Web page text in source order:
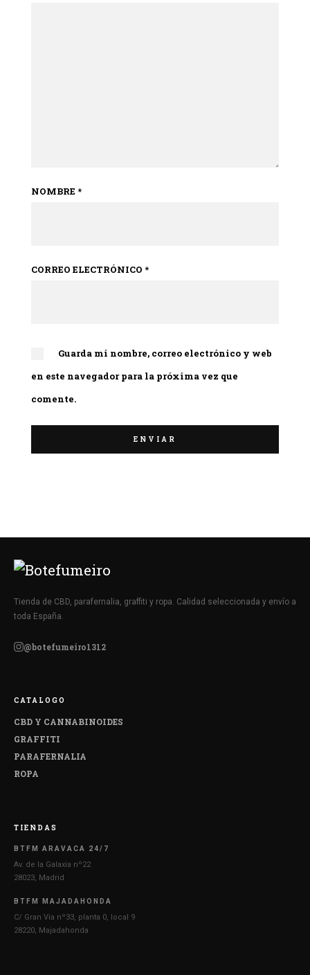
NOMBRE *
CORREO ELECTRÓNICO *
Guarda mi nombre, correo electrónico y web
en este navegador para la próxima vez que
comente.
Tienda de CBD, parafernalia, graffiti y ropa. Calidad seleccionada y envío a
toda España.
@botefumeiro1312
CATALOGO
CBD Y CANNABINOIDES
GRAFFITI
PARAFERNALIA
ROPA
TIENDAS
BTFM ARAVACA 24/7
Av. de la Galaxia nº22
28023, Madrid
BTFM MAJADAHONDA
C/ Gran Vía nº33, planta 0, local 9
28220, Majadahonda